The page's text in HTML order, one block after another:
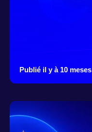
Publié il y à 10 meses